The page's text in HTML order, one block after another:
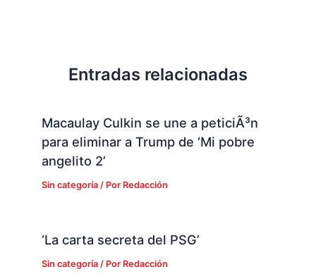
Entradas relacionadas
Macaulay Culkin se une a peticiÃ³n
para eliminar a Trump de ‘Mi pobre
angelito 2’
Sin categoría/ Por Redacción
‘La carta secreta del PSG’
Sin categoría/ Por Redacción